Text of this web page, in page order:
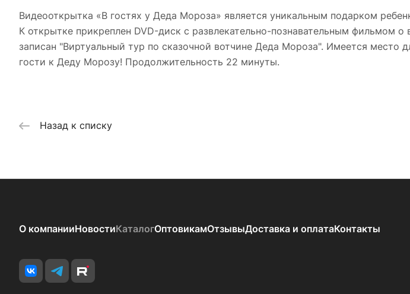
Видеооткрытка «В гостях у Деда Мороза» является уникальным подарком
К открытке прикреплен DVD-диск с развлекательно-познавательным фильмом
записан "Виртуальный тур по сказочной вотчине Деда Мороза". Имеется место
гости к Деду Морозу! Продолжительность 22 минуты.
Назад к списку
О компанииНовостиКаталогОптовикамОтзывыДоставка и оплатаКонтакты